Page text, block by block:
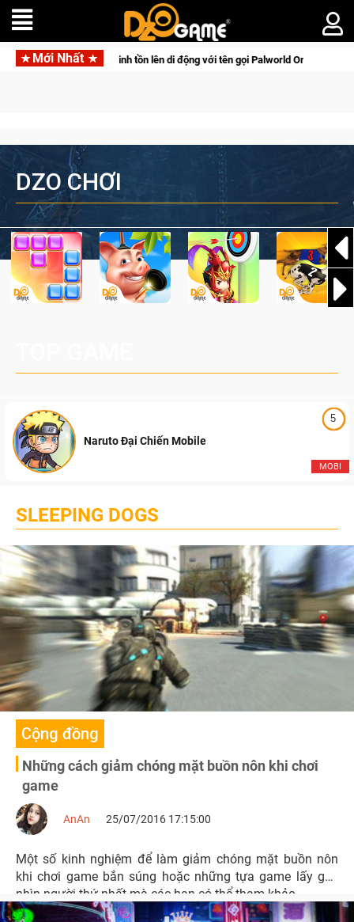
Mới Nhất
săn thú sinh tồn lên di động với tên gọi Palworld Online
DZO CHƠI
5
MOBI
Naruto Đại Chiến Mobile
SLEEPING DOGS
Cộng đồng
Những cách giảm chóng mặt buồn nôn khi chơi
game
AnAn 25/07/2016 17:15:00
Một số kinh nghiệm để làm giảm chóng mặt buồn nôn
khi chơi game bắn súng hoặc những tựa game lấy góc
nhìn người thứ nhất mà các bạn có thể tham khảo